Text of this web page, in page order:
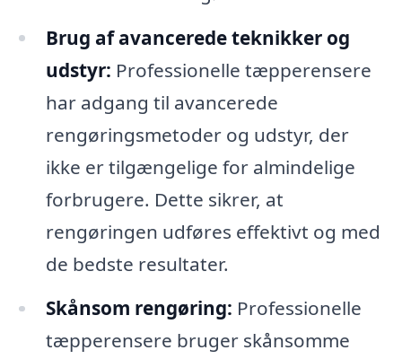
Brug af avancerede teknikker og
udstyr: Professionelle tæpperensere
har adgang til avancerede
rengøringsmetoder og udstyr, der
ikke er tilgængelige for almindelige
forbrugere. Dette sikrer, at
rengøringen udføres effektivt og med
de bedste resultater.
Skånsom rengøring: Professionelle
tæpperensere bruger skånsomme